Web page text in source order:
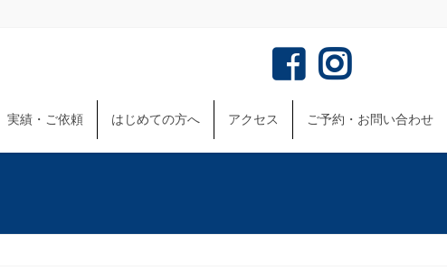
実績・ご依頼 はじめての方へ アクセス ご予約・お問い合わせ